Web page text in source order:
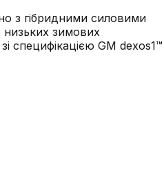
з гібридними силовими
низьких зимових
специфікацією GM dexos1™